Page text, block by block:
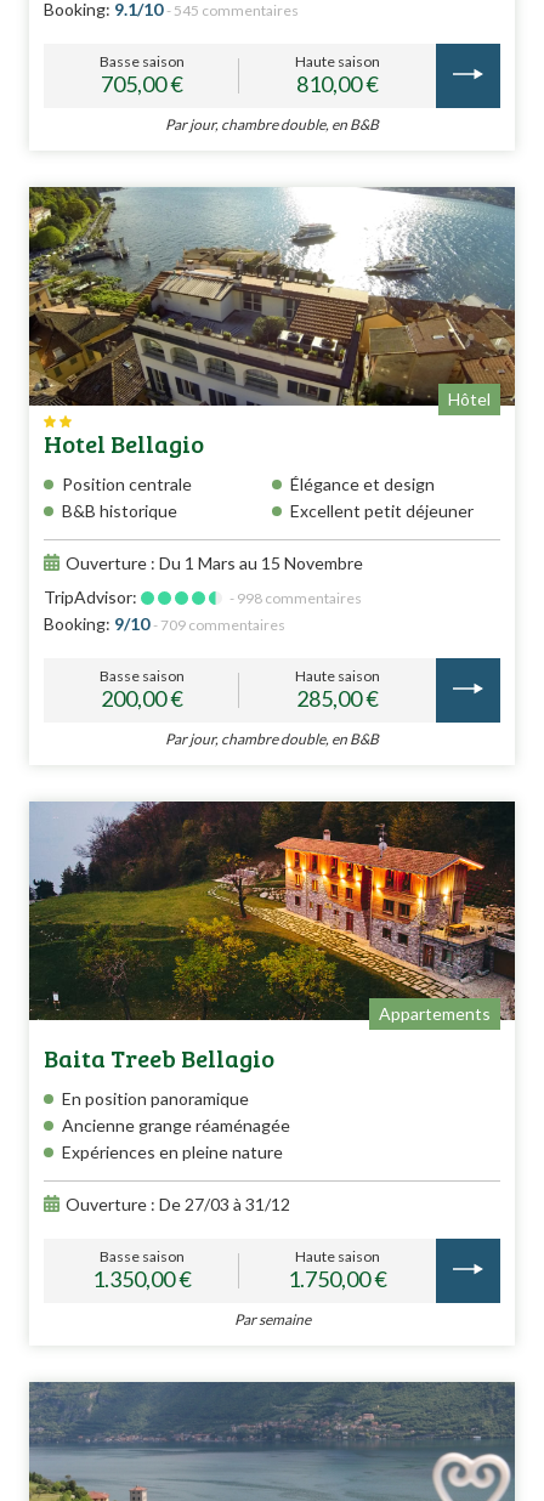
Booking: 9.1/10 - 545 commentaires
Basse saison
705,00 €
Haute saison
810,00 €
Par jour, chambre double, en B&B
Hôtel
Hotel Bellagio
Position centrale
Élégance et design
B&B historique
Excellent petit déjeuner
Ouverture : Du 1 Mars au 15 Novembre
TripAdvisor:
- 998 commentaires
Booking: 9/10 - 709 commentaires
Basse saison
200,00 €
Haute saison
285,00 €
Par jour, chambre double, en B&B
Appartements
Baita Treeb Bellagio
En position panoramique
Ancienne grange réaménagée
Expériences en pleine nature
Ouverture : De 27/03 à 31/12
Basse saison
1.350,00 €
Haute saison
1.750,00 €
Par semaine